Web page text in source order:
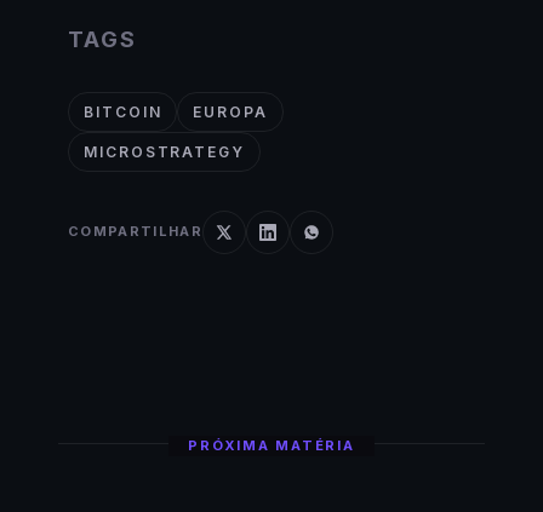
TAGS
BITCOIN EUROPA
MICROSTRATEGY
COMPARTILHAR
PRÓXIMA MATÉRIA